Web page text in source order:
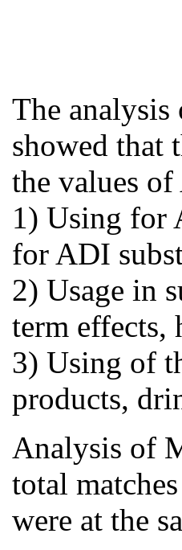
The
showed that
the values
1) Using for
for ADI
2) Usage in
term effects,
3) Using of
products,
Analysis of
total
were at the